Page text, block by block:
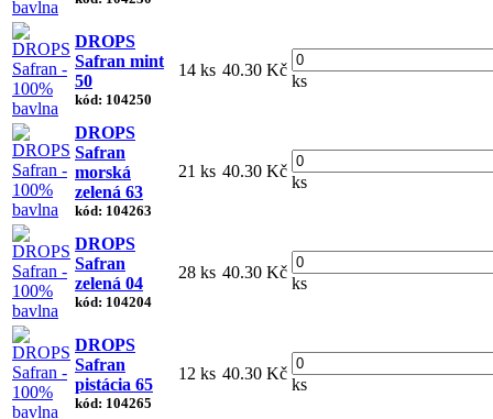
DROPS
Safran mint
50
kód: 104250
14 ks 40.30 Kč
ks
DROPS
Safran
morská
zelená 63
kód: 104263
21 ks 40.30 Kč
ks
DROPS
Safran
zelená 04
kód: 104204
28 ks 40.30 Kč
ks
DROPS
Safran
pistácia 65
kód: 104265
12 ks 40.30 Kč
ks